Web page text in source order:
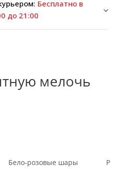
Бесплатно в
до 21:00
мелочь
Бело-розовые шары